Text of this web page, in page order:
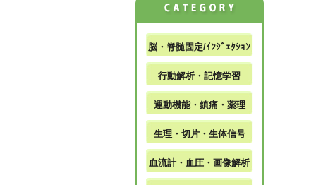
脳・脊髄固定/ｲﾝｼﾞｪｸｼｮﾝ
行動解析・記憶学習
運動機能・鎮痛・薬理
生理・切片・生体信号
血流計・血圧・画像解析